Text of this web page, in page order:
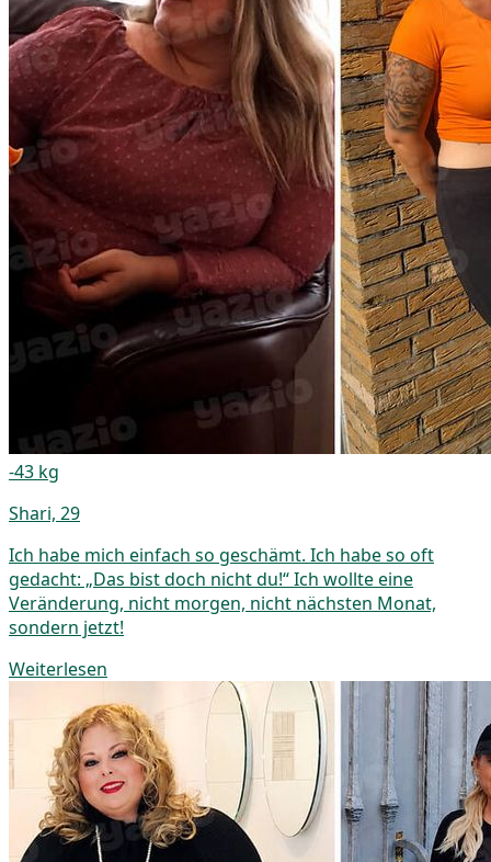
-43 kg
Shari, 29
Ich habe mich einfach so geschämt. Ich habe so oft
gedacht: „Das bist doch nicht du!“ Ich wollte eine
Veränderung, nicht morgen, nicht nächsten Monat,
sondern jetzt!
Weiterlesen